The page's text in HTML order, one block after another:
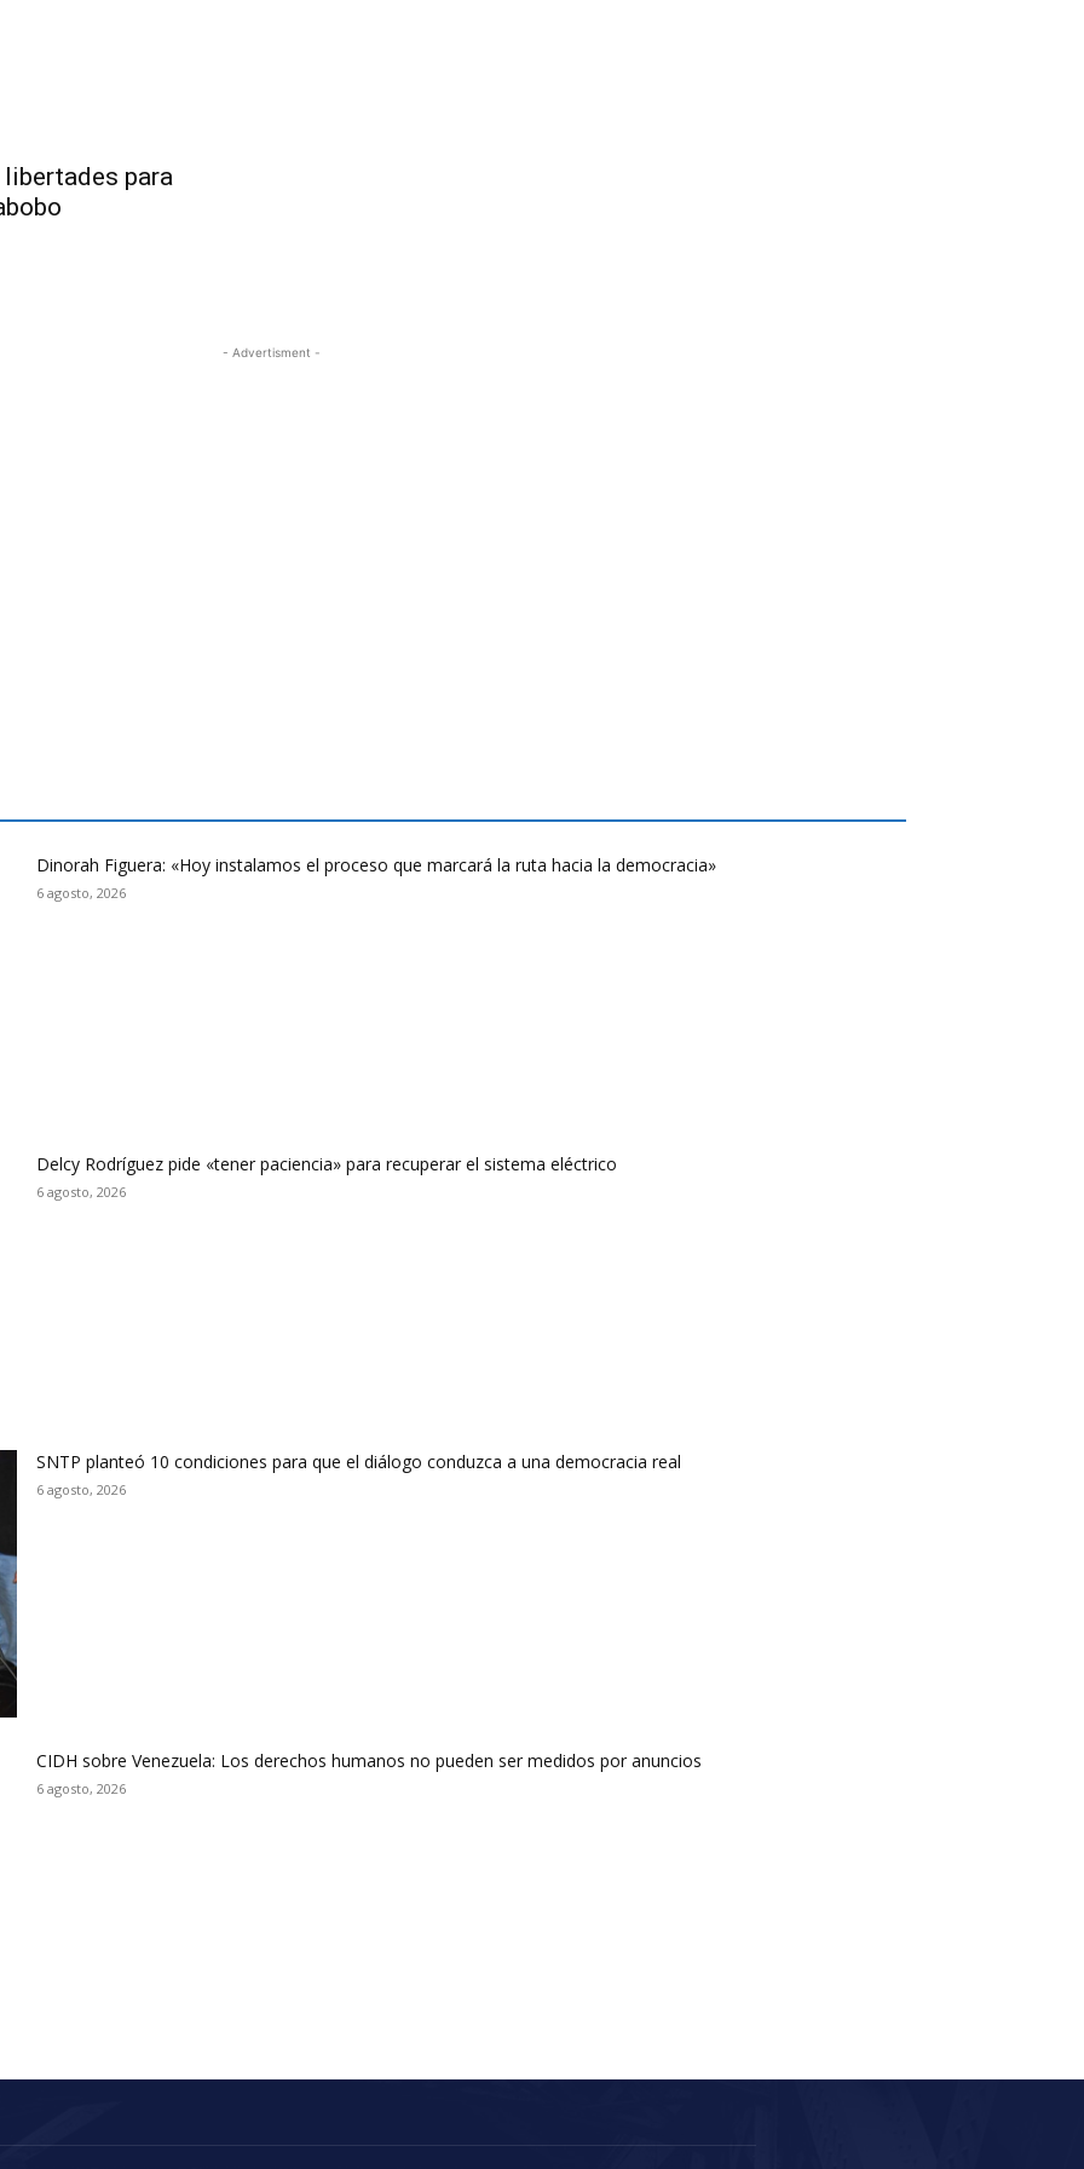
para
- Advertisment -
Dinorah Figuera: «Hoy instalamos el proceso que marcará la ruta hacia la democracia»
6 agosto, 2026
Delcy Rodríguez pide «tener paciencia» para recuperar el sistema eléctrico
6 agosto, 2026
SNTP planteó 10 condiciones para que el diálogo conduzca a una democracia real
6 agosto, 2026
CIDH sobre Venezuela: Los derechos humanos no pueden ser medidos por anuncios
6 agosto, 2026